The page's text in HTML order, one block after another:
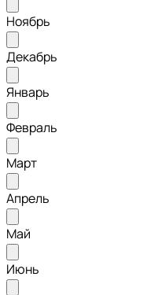
Ноябрь
Декабрь
Январь
Февраль
Март
Апрель
Май
Июнь